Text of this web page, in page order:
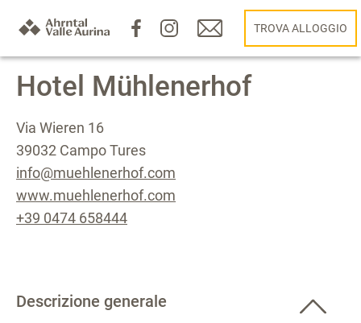
TROVA ALLOGGIO
Hotel Mühlenerhof
Via Wieren 16
39032 Campo Tures
info@muehlenerhof.com
www.muehlenerhof.com
+39 0474 658444
Descrizione generale